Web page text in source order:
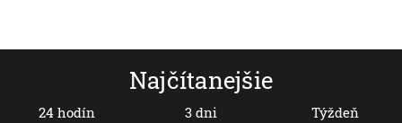
Najčítanejšie
24 hodín 3 dni Týždeň